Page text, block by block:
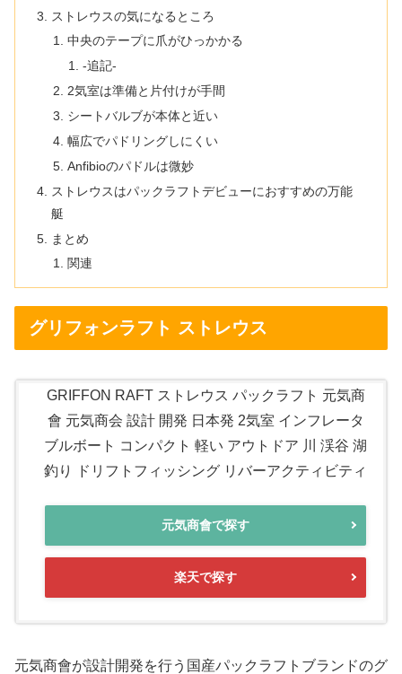
ストレウスの気になるところ
中央のテープに爪がひっかかる
-追記-
2気室は準備と片付けが手間
シートバルブが本体と近い
幅広でパドリングしにくい
Anfibioのパドルは微妙
ストレウスはパックラフトデビューにおすすめの万能
艇
まとめ
関連
グリフォンラフト ストレウス
GRIFFON RAFT ストレウス パックラフト 元気商
會 元気商会 設計 開発 日本発 2気室 インフレータ
ブルボート コンパクト 軽い アウトドア 川 渓谷 湖
釣り ドリフトフィッシング リバーアクティビティ
元気商會で探す
楽天で探す
元気商會が設計開発を行う国産パックラフトブランドのグ